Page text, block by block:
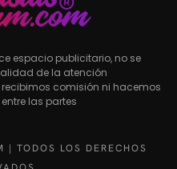
espacio publicitario, no se
de la atención
comisión ni hacemos
las partes
| TODOS LOS DERECHOS